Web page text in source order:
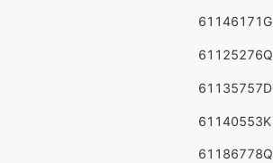
61146171G
61125276Q
61135757D
61140553K
61186778Q